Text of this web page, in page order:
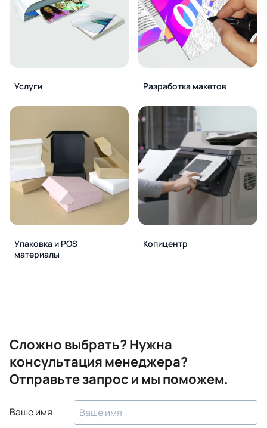
Услуги Разработка макетов
Упаковка и POS
материалы
Копицентр
Сложно выбрать? Нужна
консультация менеджера?
Отправьте запрос и мы поможем.
Ваше имя